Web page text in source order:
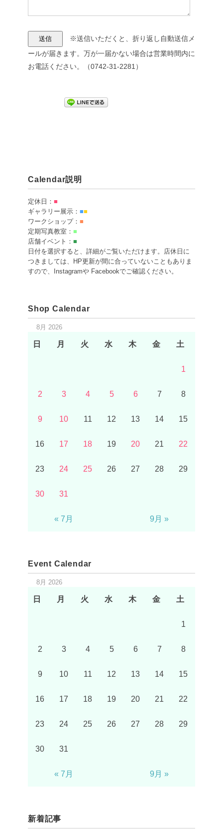
※送信いただくと、折り返し自動送信メ
ールが届きます。万が一届かない場合は営業時間内に
お電話ください。（0742-31-2281）
Calendar説明
定休日： ■
ギャラリー展示： ■■
ワークショップ： ■
定期写真教室： ■
店舗イベント： ■
日付を選択すると、詳細がご覧いただけます。店休日に
つきましては、HP更新が間に合っていないこともありま
すので、Instagramや Facebookでご確認ください。
Shop Calendar
8月 2026
日 月 火 水 木 金 土
1
2 3 4 5 6 7 8
9 10 11 12 13 14 15
16 17 18 19 20 21 22
23 24 25 26 27 28 29
30 31
« 7月 9月 »
Event Calendar
8月 2026
日 月 火 水 木 金 土
1
2 3 4 5 6 7 8
9 10 11 12 13 14 15
16 17 18 19 20 21 22
23 24 25 26 27 28 29
30 31
« 7月 9月 »
新着記事